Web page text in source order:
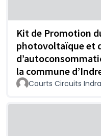
Kit de Promotion
photovoltaïque et
la commune
Courts Circuits